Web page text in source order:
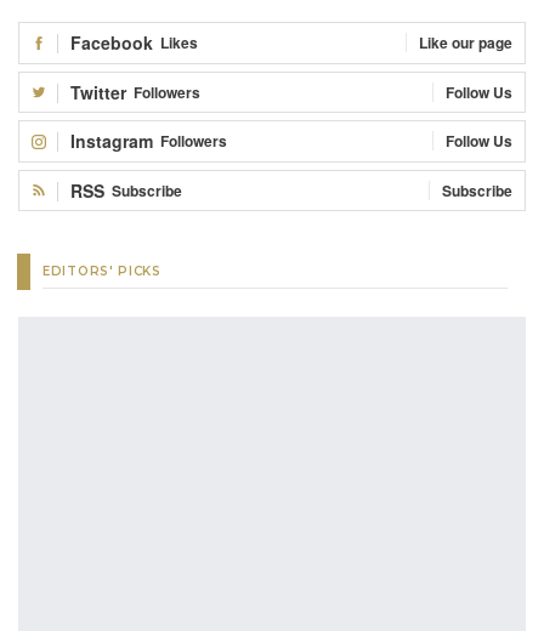
Facebook Likes Like our page
Twitter Followers Follow Us
Instagram Followers Follow Us
RSS Subscribe Subscribe
EDITORS' PICKS